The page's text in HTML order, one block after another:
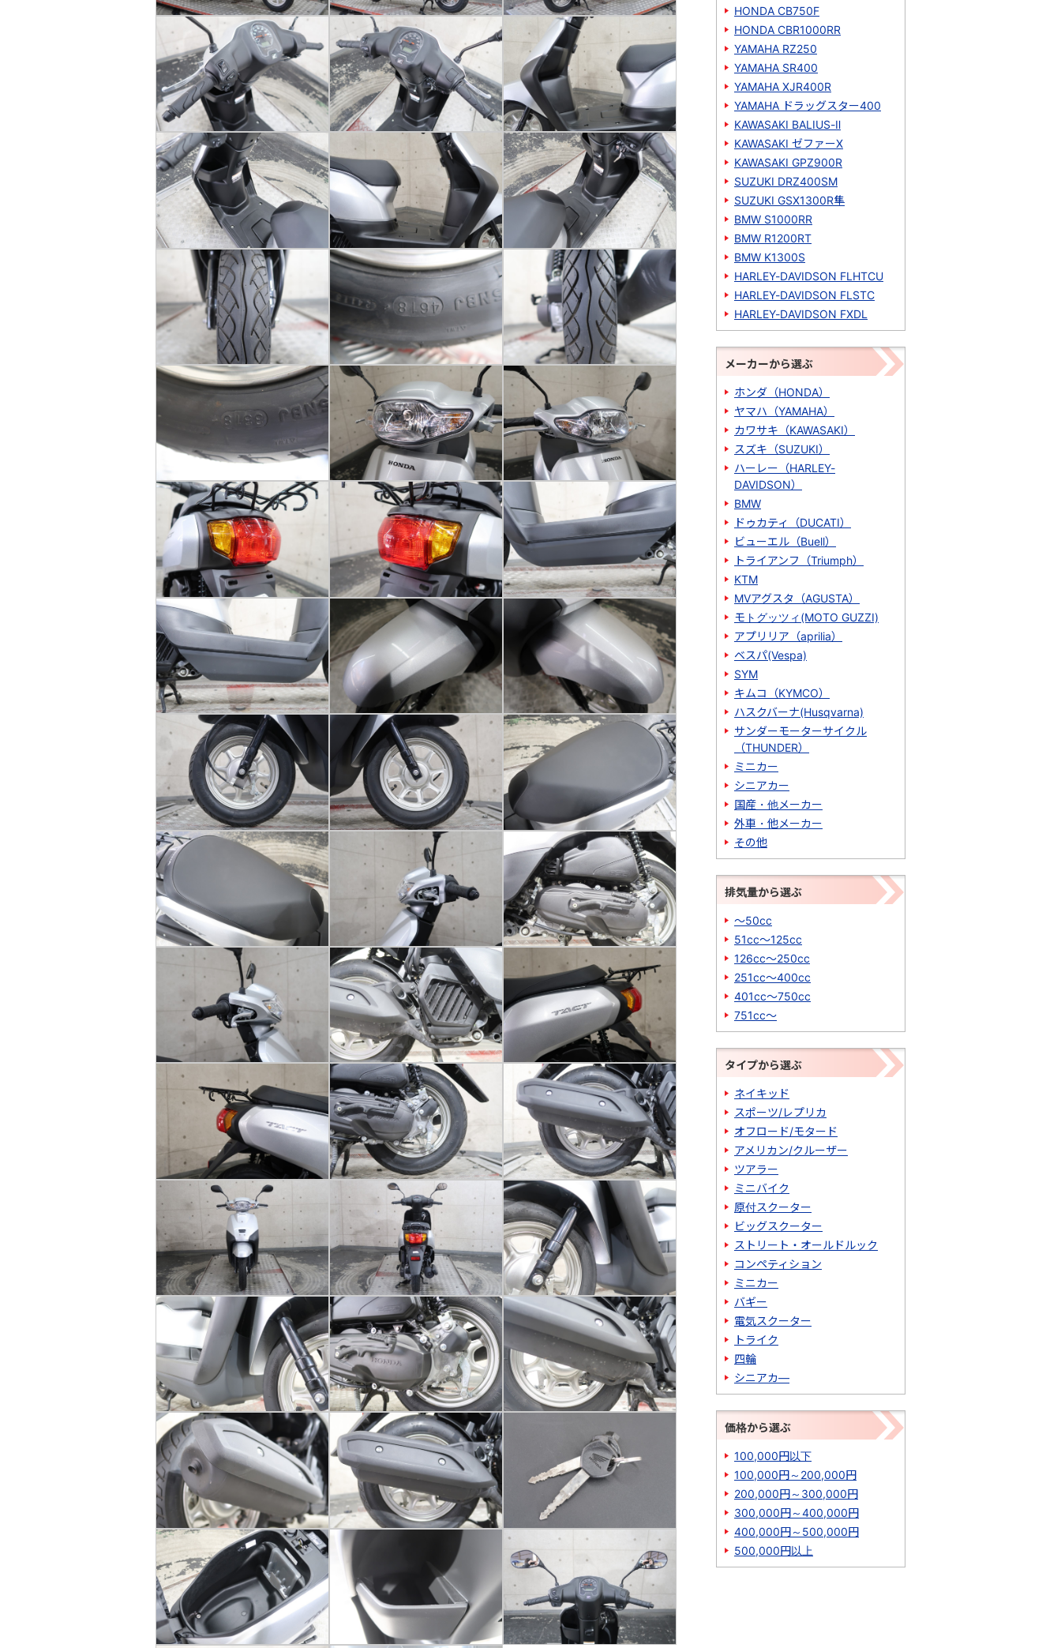
HONDA CB750F
HONDA CBR1000RR
YAMAHA RZ250
YAMAHA SR400
YAMAHA XJR400R
YAMAHA ドラッグスター400
KAWASAKI BALIUS-Ⅱ
KAWASAKI ゼファーΧ
KAWASAKI GPZ900R
SUZUKI DRZ400SM
SUZUKI GSX1300R隼
BMW S1000RR
BMW R1200RT
BMW K1300S
HARLEY-DAVIDSON FLHTCU
HARLEY-DAVIDSON FLSTC
HARLEY-DAVIDSON FXDL
メーカーから選ぶ
ホンダ（HONDA）
ヤマハ（YAMAHA）
カワサキ（KAWASAKI）
スズキ（SUZUKI）
ハーレー（HARLEY-
DAVIDSON）
BMW
ドゥカティ（DUCATI）
ビューエル（Buell）
トライアンフ（Triumph）
KTM
MVアグスタ（AGUSTA）
モトグッツィ(MOTO GUZZI)
アプリリア（aprilia）
ベスパ(Vespa)
SYM
キムコ（KYMCO）
ハスクバーナ(Husqvarna)
サンダーモーターサイクル
（THUNDER）
ミニカー
シニアカー
国産・他メーカー
外車・他メーカー
その他
排気量から選ぶ
～50cc
51cc～125cc
126cc～250cc
251cc～400cc
401cc～750cc
751cc～
タイプから選ぶ
ネイキッド
スポーツ/レプリカ
オフロード/モタード
アメリカン/クルーザー
ツアラー
ミニバイク
原付スクーター
ビッグスクーター
ストリート・オールドルック
コンペティション
ミニカー
バギー
電気スクーター
トライク
四輪
シニアカ―
価格から選ぶ
100,000円以下
100,000円～200,000円
200,000円～300,000円
300,000円～400,000円
400,000円～500,000円
500,000円以上